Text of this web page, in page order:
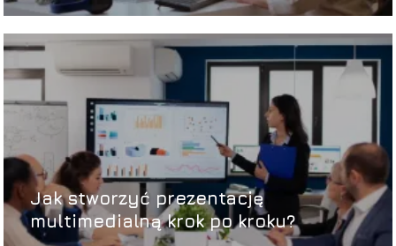
Jak stworzyć prezentację
multimedialną krok po kroku?